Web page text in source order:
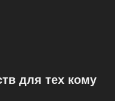
для тех кому